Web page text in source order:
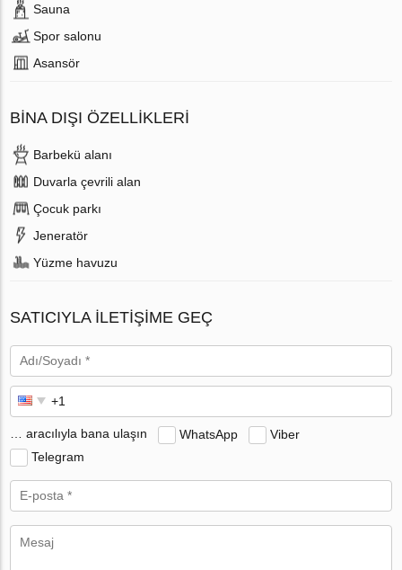
Sauna
Spor salonu
Аsansör
BINA DIŞI ÖZELLIKLERI
Barbekü alanı
Duvarla çevrili alan
Çocuk parkı
Jeneratör
Yüzme havuzu
SATICIYLA ILETIŞIME GEÇ
… aracılıyla bana ulaşın WhatsApp
Viber
Telegram